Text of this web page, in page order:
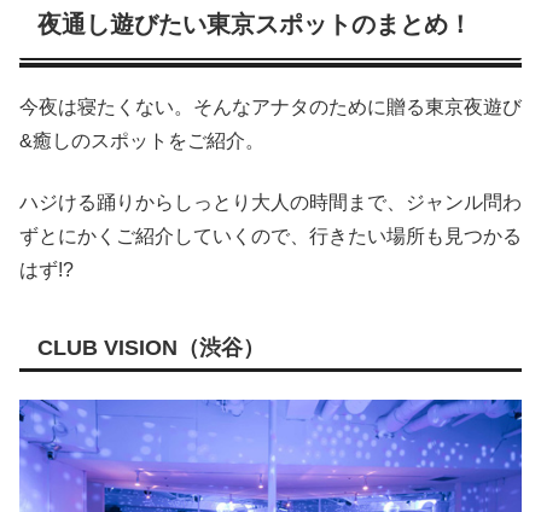
夜通し遊びたい東京スポットのまとめ！
今夜は寝たくない。そんなアナタのために贈る東京夜遊び
&癒しのスポットをご紹介。
ハジける踊りからしっとり大人の時間まで、ジャンル問わ
ずとにかくご紹介していくので、行きたい場所も見つかる
はず!?
CLUB VISION（渋谷）